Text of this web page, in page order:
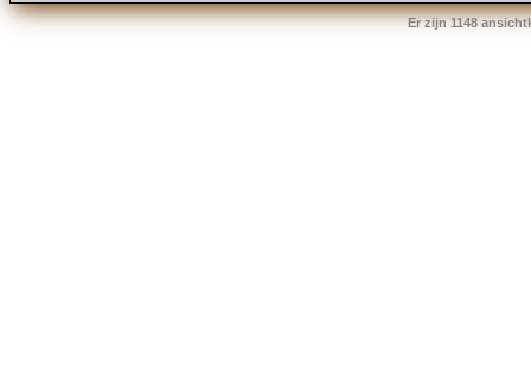
Er zijn 1148